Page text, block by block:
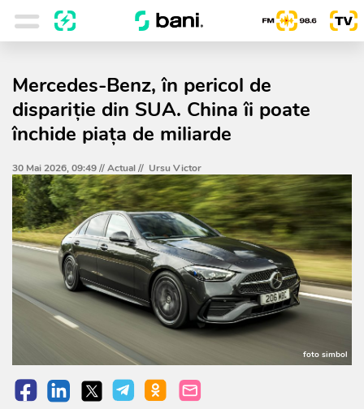
Mercedes-Benz, în pericol de
dispariție din SUA. China îi poate
închide piața de miliarde
30 Mai 2026, 09:49 //Actual// Ursu Victor
foto simbol